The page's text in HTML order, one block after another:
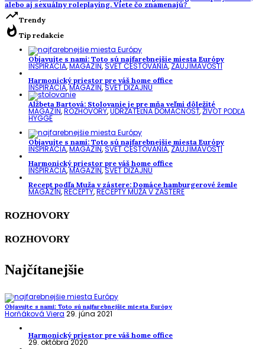
alebo aj sexuálny roleplaying. Viete čo znamenajú?
trending_upTrendy
whatshot Tip redakcie
Objavujte s nami: Toto sú najfarebnejšie miesta Európy
INŠPIRÁCIA,MAGAZÍN,SVET CESTOVANIA,ZAUJÍMAVOSTI
Harmonický priestor pre váš home office
INŠPIRÁCIA,MAGAZÍN,SVET DIZAJNU
Alžbeta Bartová: Stolovanie je pre mňa veľmi dôležité
MAGAZÍN,ROZHOVORY,UDRŽATEĽNÁ DOMÁCNOSŤ,ŽIVOT PODĽA
HYGGE
Objavujte s nami: Toto sú najfarebnejšie miesta Európy
INŠPIRÁCIA,MAGAZÍN,SVET CESTOVANIA,ZAUJÍMAVOSTI
Harmonický priestor pre váš home office
INŠPIRÁCIA,MAGAZÍN,SVET DIZAJNU
Recept podľa Muža v zástere: Domáce hamburgerové žemle
MAGAZÍN,RECEPTY,RECEPTY MUŽA V ZÁSTERE
ROZHOVORY
ROZHOVORY
Najčítanejšie
Objavujte s nami: Toto sú najfarebnejšie miesta Európy
Horňáková Viera 29. júna 2021
Harmonický priestor pre váš home office
29. októbra 2020